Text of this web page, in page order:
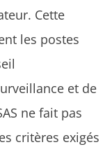
Cette
les postes
et de
ne fait pas
critères exigés